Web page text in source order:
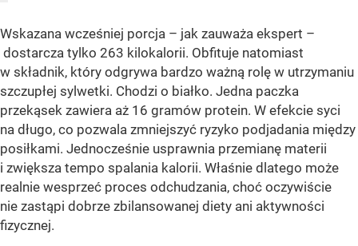
Wskazana wcześniej porcja – jak zauważa ekspert –
dostarcza tylko 263 kilokalorii. Obfituje natomiast
w składnik, który odgrywa bardzo ważną rolę w utrzymaniu
szczupłej sylwetki. Chodzi o białko. Jedna paczka
przekąsek zawiera aż 16 gramów protein. W efekcie syci
na długo, co pozwala zmniejszyć ryzyko podjadania między
posiłkami. Jednocześnie usprawnia przemianę materii
i zwiększa tempo spalania kalorii. Właśnie dlatego może
realnie wesprzeć proces odchudzania, choć oczywiście
nie zastąpi dobrze zbilansowanej diety ani aktywności
fizycznej.